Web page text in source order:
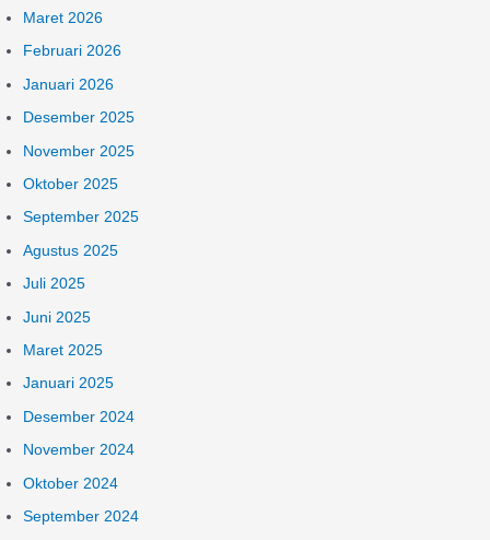
u
k
:
Maret 2026
Februari 2026
Januari 2026
Desember 2025
November 2025
Oktober 2025
September 2025
Agustus 2025
Juli 2025
Juni 2025
Maret 2025
Januari 2025
Desember 2024
November 2024
Oktober 2024
September 2024